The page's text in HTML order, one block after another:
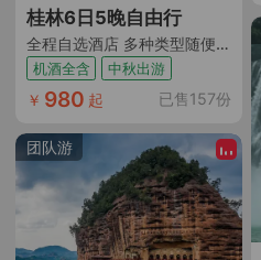
桂林6日5晚自由行
全程自选酒店 多种类型随便选 桂林阳朔随心选
机酒全含 中秋出游
￥ 980 起 已售157份
团队游